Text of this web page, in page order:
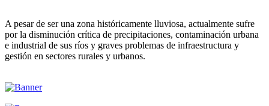
A pesar de ser una zona históricamente lluviosa, actualmente sufre
por la disminución crítica de precipitaciones, contaminación urbana
e industrial de sus ríos y graves problemas de infraestructura y
gestión en sectores rurales y urbanos.